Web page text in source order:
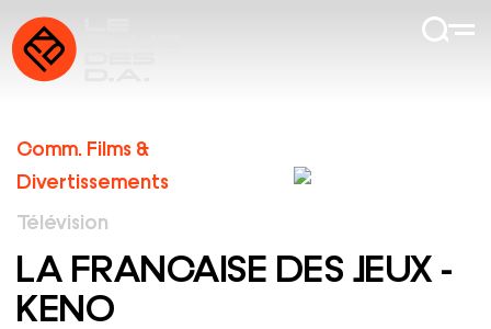
Comm. Films &
Divertissements
Télévision
LA FRANCAISE DES JEUX -
KENO